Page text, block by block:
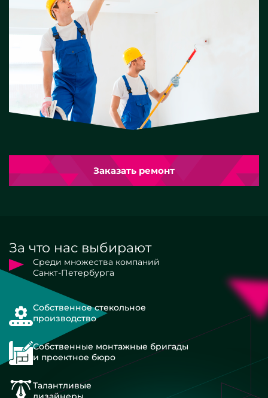
Заказать ремонт
За что нас выбирают
Среди множества компаний
Санкт-Петербурга
Собственное стекольное
производство
Собственные монтажные бригады
и проектное бюро
Талантливые